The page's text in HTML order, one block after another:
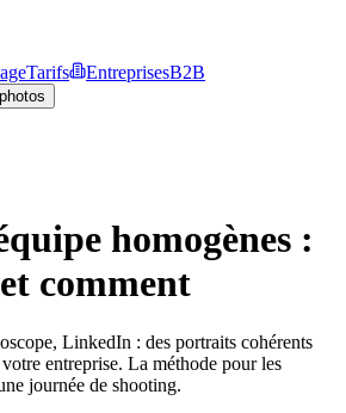
Tarifs EntreprisesB2B
homogènes :
comment
LinkedIn : des portraits cohérents
entreprise. La méthode pour les
journée de shooting.